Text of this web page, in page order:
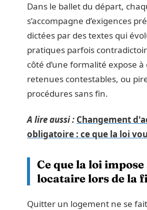
Dans le ballet du départ,
s’accompagne d’exigences
dictées par des textes qui
pratiques parfois
côté d’une formalité expose à
retenues contestables, ou
procédures sans fin.
A lire aussi : Changement
obligatoire : ce que la loi
Ce que la loi impose
locataire lors de la
Quitter un logement ne se